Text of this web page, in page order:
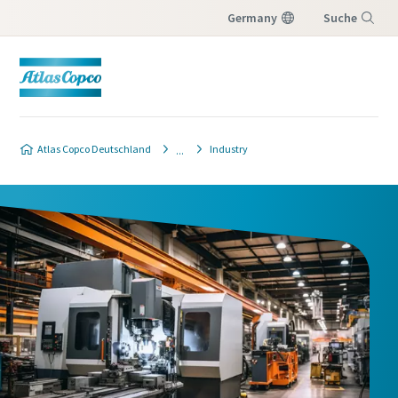
Germany Suche
Atlas Copco Deutschland Industry